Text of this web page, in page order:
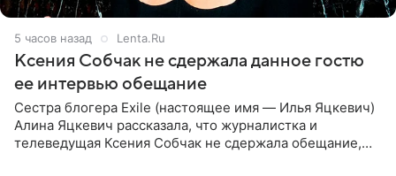
5 часов назад Lenta.Ru
Ксения Собчак не сдержала данное гостю
ее интервью обещание
Сестра блогера Exile (настоящее имя — Илья Яцкевич)
Алина Яцкевич рассказала, что журналистка и
телеведущая Ксения Собчак не сдержала обещание,